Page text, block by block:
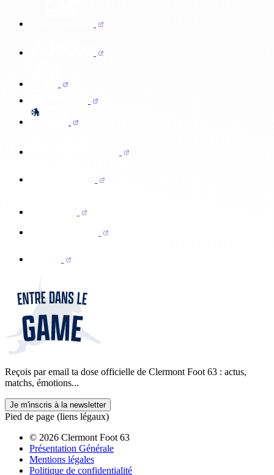
Reçois par email ta dose officielle de Clermont Foot 63 : actus,
matchs, émotions...
Je m'inscris à la newsletter
Pied de page (liens légaux)
© 2026 Clermont Foot 63
Présentation Générale
Mentions légales
Politique de confidentialité